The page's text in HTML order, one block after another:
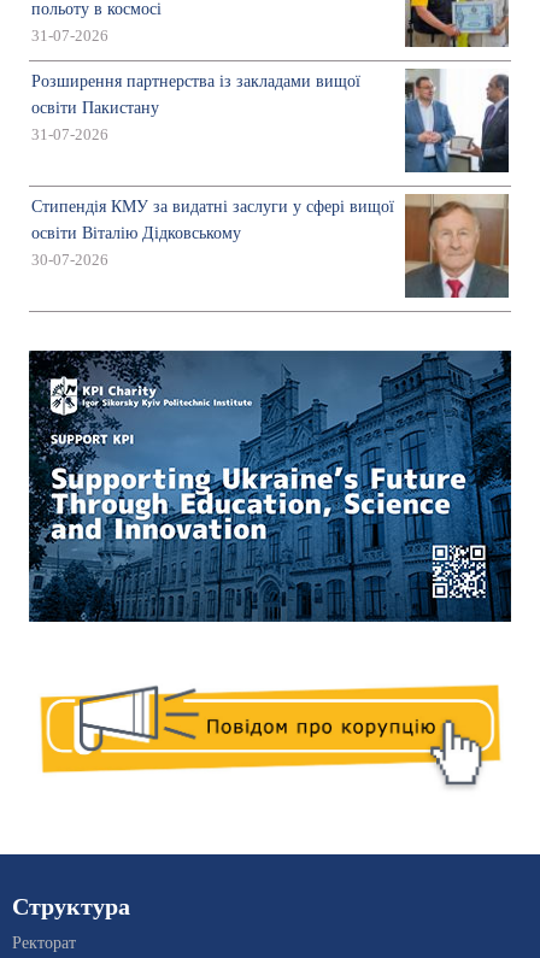
польоту в космосі
31-07-2026
Розширення партнерства із закладами вищої
освіти Пакистану
31-07-2026
Стипендія КМУ за видатні заслуги у сфері вищої
освіти Віталію Дідковському
30-07-2026
Структура
Ректорат